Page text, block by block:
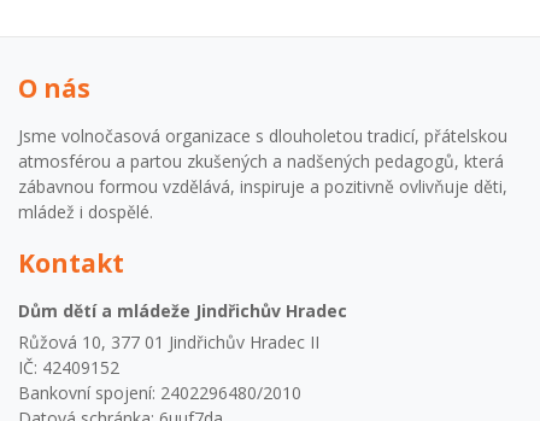
O nás
Jsme volnočasová organizace s dlouholetou tradicí, přátelskou
atmosférou a partou zkušených a nadšených pedagogů, která
zábavnou formou vzdělává, inspiruje a pozitivně ovlivňuje děti,
mládež i dospělé.
Kontakt
Dům dětí a mládeže Jindřichův Hradec
Růžová 10, 377 01 Jindřichův Hradec II
IČ: 42409152
Bankovní spojení: 2402296480/2010